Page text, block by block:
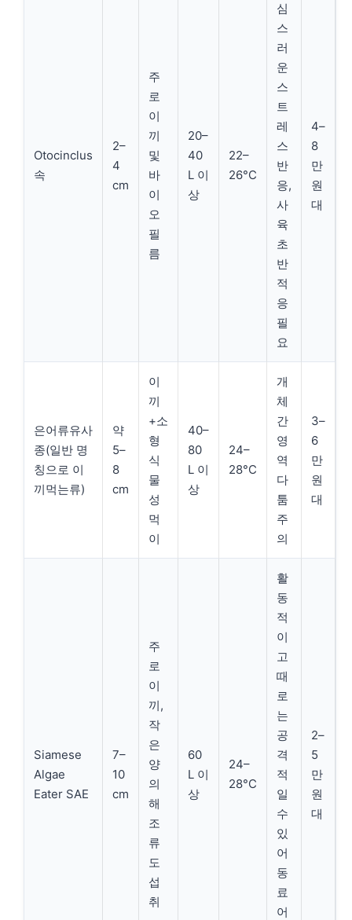
Otocinclus
속
2–
4
cm
주
로
이
끼
및
바
이
오
필
름
20–
40
L 이
상
22–
26°C
심
스
러
운
스
트
레
스
반
응,
사
육
초
반
적
응
필
요
4–
8
만
원
대
은어류유사
종(일반 명
칭으로 이
끼먹는류)
약
5–
8
cm
이
끼
+소
형
식
물
성
먹
이
40–
80
L 이
상
24–
28°C
개
체
간
영
역
다
툼
주
의
3–
6
만
원
대
Siamese
Algae
Eater SAE
7–
10
cm
주
로
이
끼,
작
은
양
의
해
조
류
도
섭
취
60
L 이
상
24–
28°C
활
동
적
이
고
때
로
는
공
격
적
일
수
있
어
동
료
어
2–
5
만
원
대